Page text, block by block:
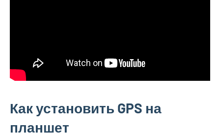
Как установить GPS на
планшет